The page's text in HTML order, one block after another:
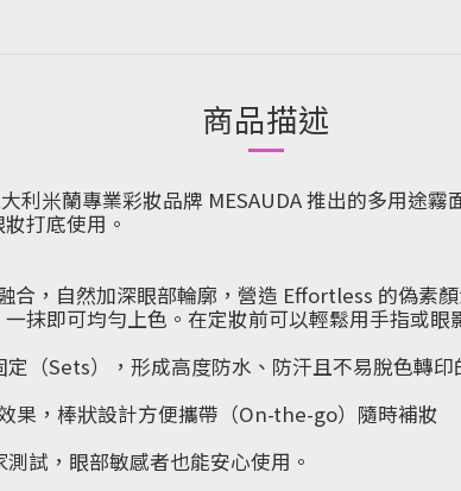
商品描述
米蘭專業彩妝品牌 MESAUDA 推出的多用途
打底使用。
，自然加深眼部輪廓，營造 Effortless 的偽素顏
抹即可均勻上色。在定妝前可以輕鬆用手指或
（Sets），形成高度防水、防汗且不易脫色轉
果，棒狀設計方便攜帶（On-the-go）隨時補妝
試，眼部敏感者也能安心使用。